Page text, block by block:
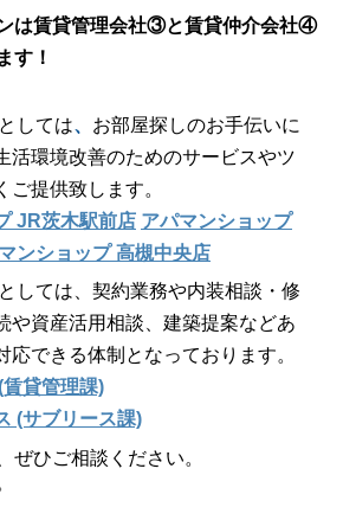
は賃貸管理会社③と賃貸仲介会社④
す！
としては、 お部屋探しのお手伝いに
活環境改善のためのサービスやツ
ご提供致します。
JR茨木駅前店 アパマンショップ
ンショップ 高槻中央店
しては、契約業務や内装相談・修
や資産活用相談、建築提案などあ
応できる体制となっております。
貸管理課)
(サブリース課)
ぜひご相談ください。